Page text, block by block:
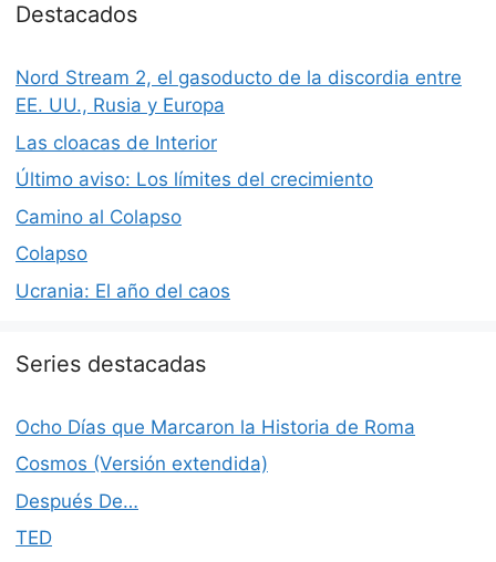
Destacados
Nord Stream 2, el gasoducto de la discordia entre
EE. UU., Rusia y Europa
Las cloacas de Interior
Último aviso: Los límites del crecimiento
Camino al Colapso
Colapso
Ucrania: El año del caos
Series destacadas
Ocho Días que Marcaron la Historia de Roma
Cosmos (Versión extendida)
Después De…
TED